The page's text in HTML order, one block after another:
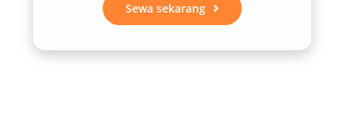
atau instansi yang mengutamakan citra
mobil yang modern dan maskulin juga
Sewa sekarang